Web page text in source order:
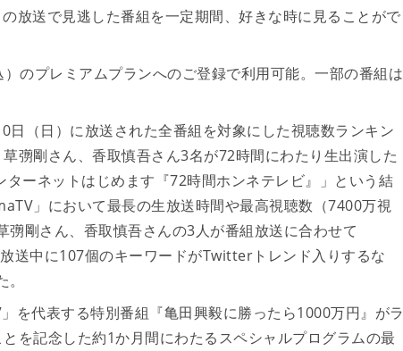
放送で見逃した番組を一定期間、好きな時に見ることがで
のプレミアムプランへのご登録で利用可能。一部の番組は
（日）に放送された全番組を対象にした視聴数ランキン
彅剛さん、香取慎吾さん3名が72時間にわたり生出演した
ーネットはじめます『72時間ホンネテレビ』」という結
」において最長の生放送時間や最高視聴数（7400万視
剛さん、香取慎吾さんの3人が番組放送に合わせて
送中に107個のキーワードがTwitterトレンド入りするな
を代表する特別番組『亀田興毅に勝ったら1000万円』がラ
を記念した約1か月間にわたるスペシャルプログラムの最